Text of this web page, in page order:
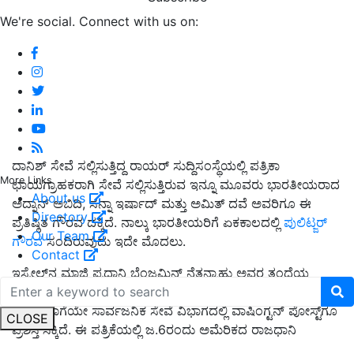
We're social. Connect with us on:
More Links
About us
Directory
Our Team
Contact
CLOSE
ದಾನಿಶ್‌ ಸೇವೆ ಸಲ್ಲಿಸುತ್ತಿದ್ದ ರಾಯರ್‌ ಸುದ್ದಿಸಂಸ್ಥೆಯಲ್ಲಿ ಪತ್ರಿಕಾ
ಛಾಯಗ್ರಾಹಕರಾಗಿ ಸೇವೆ ಸಲ್ಲಿಸುತ್ತಿರುವ ಇನ್ನೂ ಮೂವರು ಭಾರತೀಯರಾದ
ಅದ್ನಾನ್‌ ಅಬಿದಿ, ಸನ್ನಾ ಇರ್ಷಾದ್‌ ಮತ್ತು ಅಮಿತ್‌ ದವೆ ಅವರಿಗೂ ಈ
ಪ್ರತಿಷ್ಠಿತ ಗೌರವ ದಕ್ಕಿದೆ. ನಾಲ್ಕು ಭಾರತೀಯರಿಗೆ ಏಕಕಾಲದಲ್ಲಿ ಪುಲಿಟ್ಜರ್‌
ಗೌರವಸಂದಿರುವುದು ಇದೇ ಮೊದಲು.
ಇಸ್ರೇಲ್‌ನ ಮಾಜಿ ಪ್ರಧಾನಿ ಬೆಂಜಮಿನ್‌ ನೆತನ್ಯಾಹು ಅವರ ತಂದೆಯ
ನೆತನ್ಯಾಹು ಕುರಿತು ಜೋಶುವ ಕೊಹೆನ್‌ ಬರೆದ ಕಾದಂಬರಿಗೂ ಪುಲಿಟ್ಜರ್‌
ಸಿಕ್ಕಿದೆ. ಹಾಗೆಯೇ ಸಾರ್ವಜನಿಕ ಸೇವೆ ವಿಭಾಗದಲ್ಲಿ ವಾಷಿಂಗ್ಟನ್‌ ಪೋಸ್ಟ್‌ಗೂ
ಪ್ರಶಸ್ತಿ ಸಿಕ್ಕಿದೆ. ಈ ಪತ್ರಿಕೆಯಲ್ಲಿ ಜ.6ರಂದು ಅಮೆರಿಕದ ರಾಜಧಾನಿ